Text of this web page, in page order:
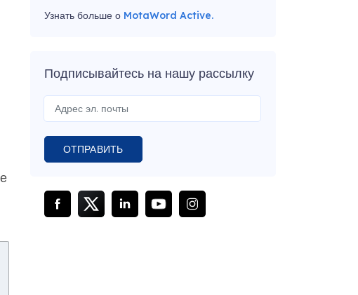
Узнать больше о MotaWord Active.
Подписывайтесь на нашу рассылку
ОТПРАВИТЬ